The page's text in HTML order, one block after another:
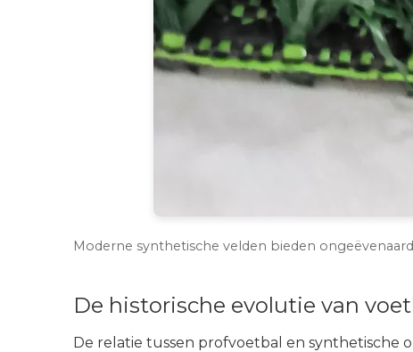
Moderne synthetische velden bieden
De historische evolutie van
De relatie tussen profvoetbal en synthetische